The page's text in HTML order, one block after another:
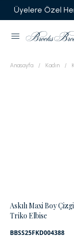
Üyelere Özel
Anasayfa Kadın
Askılı Maxi Boy
Triko Elbise
BBSS25FKD004388